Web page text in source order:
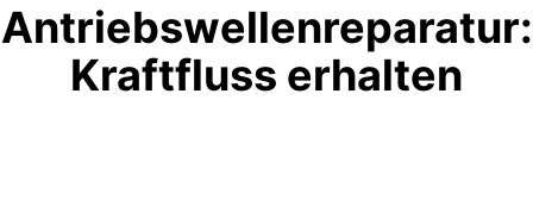
Antriebswellenreparatur:
Kraftfluss erhalten